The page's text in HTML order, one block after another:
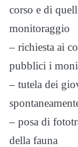
corso e di
monitoraggio
– richiesta ai
pubblici i
– tutela dei
– posa di
della fauna